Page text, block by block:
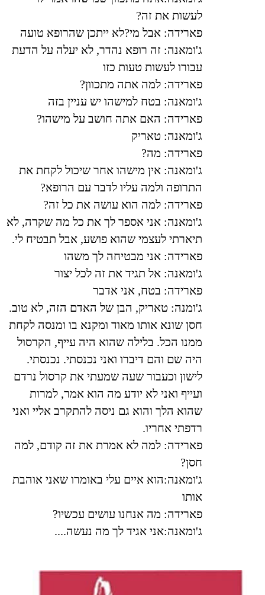
לעשות את זה?
פארידה: אבל מי?לא ייתכן שהרופא טועה
ג'ומאנה: זה רופא נהדר, לא יעלה על הדעת
עבורו לעשות טעות כזו
פארידה: למה אתה מתכוון?
ג'ומאנה: בטח למישהו יש עניין בזה
פארידה: האם אתה חושב על מישהו?
ג'ומאנה: טאריק
פארידה: מה?
ג'ומאנה: אין מישהו אחר שיכול לקחת את
התרופה ולמה עליו לדבר עם הרופא?
פארידה: למה הוא עושה את כל זה?
ג'ומאנה: אני אספר לך את כל מה שקרה, לא
תיארתי לעצמי שהוא פושע, אבל תבטיח לי.
פארידה: אני מבטיחה לך משהו
ג'ומאנה: אל תגיד את זה לכל יצור
פארידה: בטח, אני אדבר
ג'ומנה: טאריק, הבן של האדם הזה, לא טוב.
חסן שונא אותו מאוד ומקנא בו ומנסה לקחת
ממנו הכל. בלילה שהוא היה עייף, הקרסול
היה שם והם דיברו ואני נכנסתי. נכנסתי.
לישון וכעבור שעה שמעתי את קרסול נרדם
ועייף ואני לא יודע מה הוא אמר, למרות
שהוא הלך והוא גם ניסה להתקרב אליי ואני
רדפתי אחריו.
פארידה: למה לא אמרת את זה קודם, למה
חסן?
ג'ומאנה:הוא איים עלי באומרו שאני אוהבת
אותו
פארידה: מה אנחנו עושים עכשיו?
ג'ומאנה:אני אגיד לך מה נעשה....